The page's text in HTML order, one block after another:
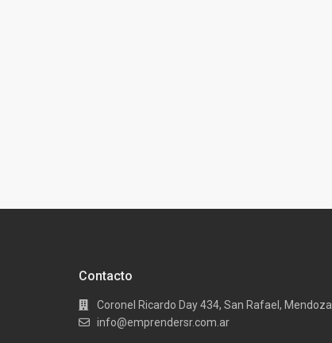
Contacto
Coronel Ricardo Day 434, San Rafael, Mendoza
info@emprendersr.com.ar